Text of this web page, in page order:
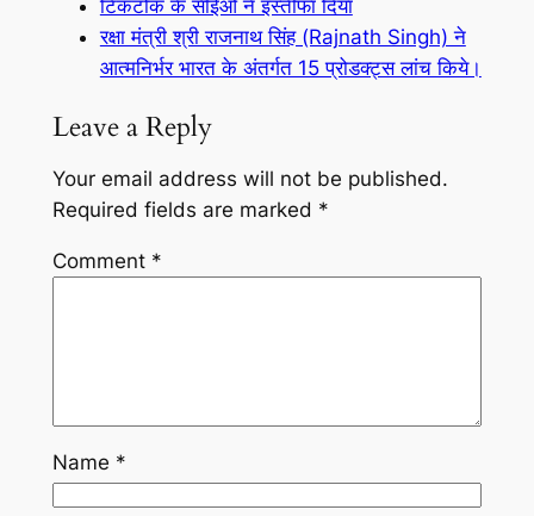
टिकटोक के सीईओ ने इस्तीफा दिया
रक्षा मंत्री श्री राजनाथ सिंह (Rajnath Singh) ने
आत्मनिर्भर भारत के अंतर्गत 15 प्रोडक्ट्स लांच किये।
Leave a Reply
Your email address will not be published.
Required fields are marked *
Comment *
Name *